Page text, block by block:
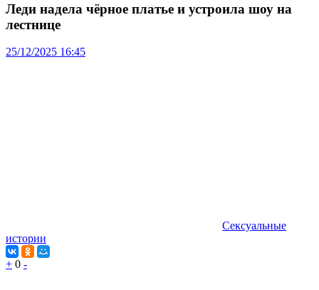
Леди надела чёрное платье и устроила шоу на
лестнице
25/12/2025 16:45
Сексуальные
истории
+ 0 -